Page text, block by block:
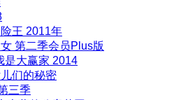
王 2011年
第二季会员Plus版
是大赢家 2014
们的秘密
三季